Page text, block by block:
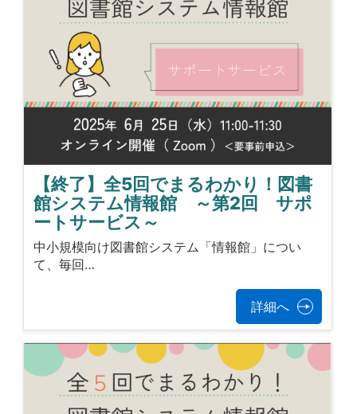
【終了】全5回でまるわかり！図書
館システム情報館 ～第2回 サポ
ートサービス～
中小規模向け図書館システム「情報館」につい
て、毎回…
詳細へ